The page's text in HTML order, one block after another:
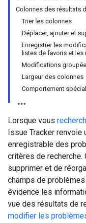
Colonnes des résultats
Trier les colonnes
Déplacer, ajouter et
Enregistrer les
listes de favoris et
Modifications
Largeur des colonnes
Comportement
Lorsque vous
Issue Tracker renvoie
enregistrable des
critères de recherche.
supprimer et de
champs de
évidence les
vue des résultats de
modifier les